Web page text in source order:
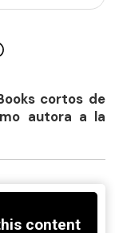
cortos de
autora a la